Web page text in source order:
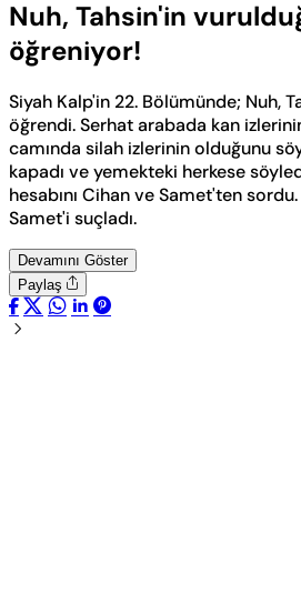
Nuh, Tahsin'in
öğreniyor!
Siyah Kalp'in 22. Bölümünde; Nuh,
öğrendi. Serhat arabada kan
camında silah izlerinin olduğunu
kapadı ve yemekteki herkese
hesabını Cihan ve Samet'ten
Samet'i suçladı.
Devamını Göster
Paylaş